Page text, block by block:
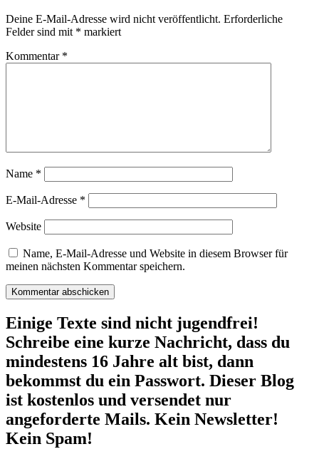
Deine E-Mail-Adresse wird nicht veröffentlicht. Erforderliche
Felder sind mit * markiert
Kommentar *
Name *
E-Mail-Adresse *
Website
Name, E-Mail-Adresse und Website in diesem Browser für
meinen nächsten Kommentar speichern.
Einige Texte sind nicht jugendfrei!
Schreibe eine kurze Nachricht, dass du
mindestens 16 Jahre alt bist, dann
bekommst du ein Passwort. Dieser Blog
ist kostenlos und versendet nur
angeforderte Mails. Kein Newsletter!
Kein Spam!